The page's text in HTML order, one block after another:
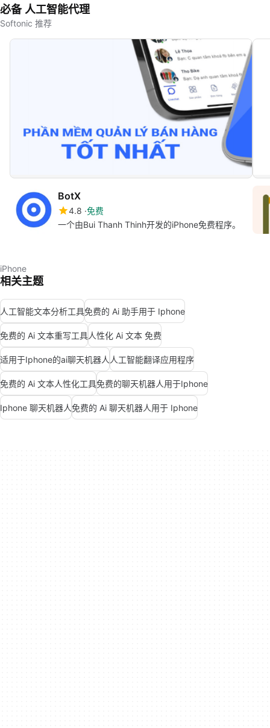
必备 人工智能代理
Softonic 推荐
BotX
4.8 免费
一个由Bui Thanh Thinh开发的iPhone免费程序。
iPhone
相关主题
人工智能文本分析工具免费的 Ai 助手用于 Iphone
免费的 Ai 文本重写工具人性化 Ai 文本 免费
适用于Iphone的ai聊天机器人 人工智能翻译应用程序
免费的 Ai 文本人性化工具免费的聊天机器人用于Iphone
Iphone 聊天机器人免费的 Ai 聊天机器人用于 Iphone